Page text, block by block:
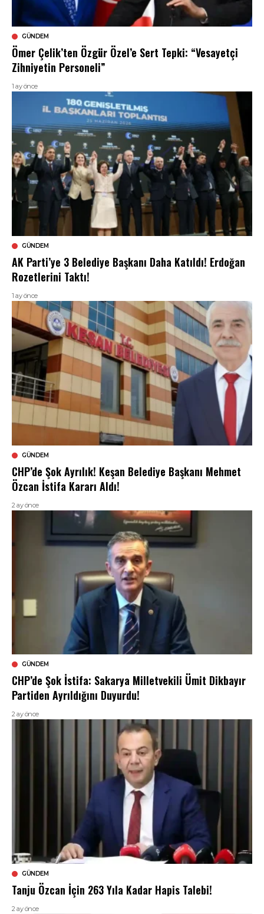
GÜNDEM
Ömer Çelik’ten Özgür Özel’e Sert Tepki: “Vesayetçi
Zihniyetin Personeli”
1 ay önce
GÜNDEM
AK Parti’ye 3 Belediye Başkanı Daha Katıldı! Erdoğan
Rozetlerini Taktı!
1 ay önce
GÜNDEM
CHP’de Şok Ayrılık! Keşan Belediye Başkanı Mehmet
Özcan İstifa Kararı Aldı!
2 ay önce
GÜNDEM
CHP’de Şok İstifa: Sakarya Milletvekili Ümit Dikbayır
Partiden Ayrıldığını Duyurdu!
2 ay önce
GÜNDEM
Tanju Özcan İçin 263 Yıla Kadar Hapis Talebi!
2 ay önce